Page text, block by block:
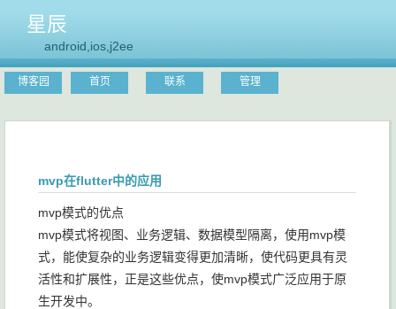
星辰
android,ios,j2ee
博客园 首页 联系 管理
mvp在flutter中的应用
mvp模式的优点
mvp模式将视图、业务逻辑、数据模型隔离，使用mvp模
式，能使复杂的业务逻辑变得更加清晰，使代码更具有灵
活性和扩展性，正是这些优点，使mvp模式广泛应用于原
生开发中。